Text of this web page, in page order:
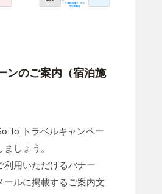
ンのご案内（宿泊施
To トラベルキャンペー
しょう。
利用いただけるバナー
ールに掲載するご案内文